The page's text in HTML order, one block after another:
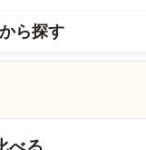
ら探す